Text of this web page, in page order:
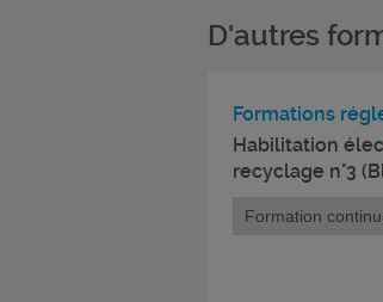
D'autres
Formations
Habilitation
recyclage n°3
Formation